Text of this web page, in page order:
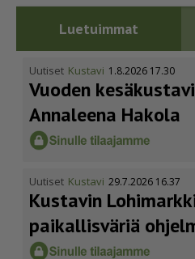
Luetuimmat
Uutiset Kustavi 1.8.2026 17.30
Vuoden
Annaleena Hakola
Uutiset Kustavi 29.7.2026 16.37
Kustavin
paikallisväriä